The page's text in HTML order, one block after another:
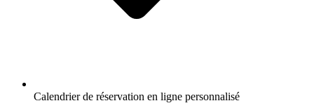
Calendrier de réservation en ligne personnalisé